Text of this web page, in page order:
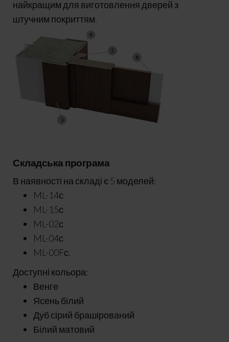
найкращим для виготовлення дверей з
штучним покриттям.
Складська програма
В наявності на складі є 5 моделей:
ML-14с
ML-15с
ML-02с
ML-04с
ML-00Fс.
Доступні кольора:
Венге
Ясень білий
Дуб сірий брашірований
Білий матовий